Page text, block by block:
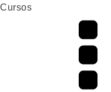
Cursos